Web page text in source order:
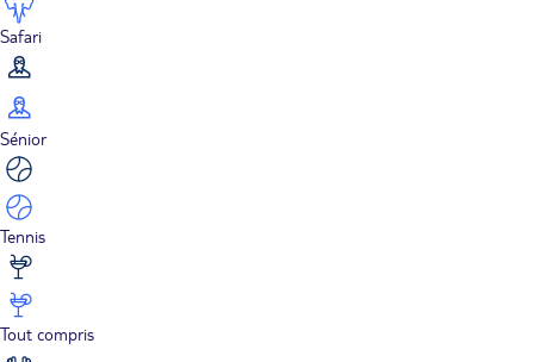
Safari
Sénior
Tennis
Tout compris